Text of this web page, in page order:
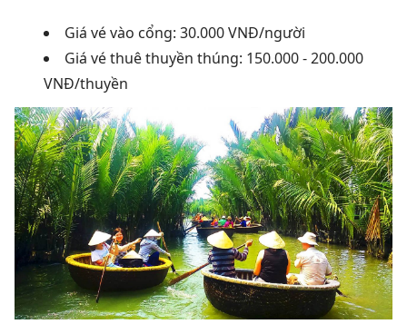
Giá vé vào cổng: 30.000 VNĐ/người
Giá vé thuê thuyền thúng: 150.000 - 200.000
VNĐ/thuyền